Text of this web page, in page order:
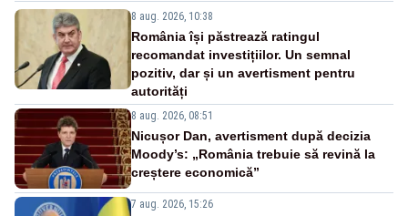
8 aug. 2026, 10:38
România își păstrează ratingul
recomandat investițiilor. Un semnal
pozitiv, dar și un avertisment pentru
autorități
8 aug. 2026, 08:51
Nicușor Dan, avertisment după decizia
Moody’s: „România trebuie să revină la
creștere economică”
7 aug. 2026, 15:26